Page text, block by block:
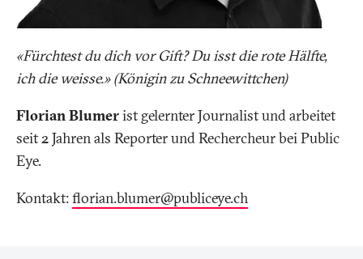
«Fürchtest du dich vor Gift? Du isst die rote Hälfte,
ich die weisse.» (Königin zu Schneewittchen)
Florian Blumerist gelernter Journalist und arbeitet
seit 2 Jahren als Reporter und Rechercheur bei Public
Eye.
Kontakt:florian.blumer@publiceye.ch